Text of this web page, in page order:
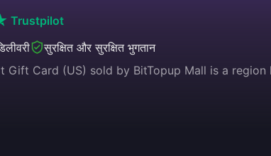
Trustpilot
सुरक्षित और सुरक्षित भुगतान
Gift Card (US) sold by BitTopup Mall is a